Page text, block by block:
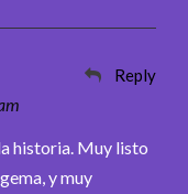
Reply
historia. Muy listo
y muy